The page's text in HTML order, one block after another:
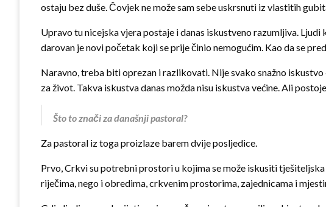
ostaju bez duše. Čovjek ne može sam sebe uskrsnuti iz vlastitih
Upravo tu nicejska vjera postaje i danas iskustveno razumljiva.
darovan je novi početak koji se prije činio nemogućim. Kao da se
Naravno, treba biti oprezan i razlikovati. Nije svako snažno
za život. Takva iskustva danas možda nisu iskustva većine. Ali
Što to znači za današnji pastoral?
Za pastoral iz toga proizlaze barem dvije posljedice.
Prvo, Crkvi su potrebni prostori u kojima se može iskusiti
riječima, nego i obredima, crkvenim prostorima, zajednicama i